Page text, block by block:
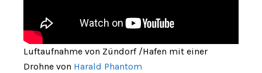
Luftaufnahme von Zündorf /Hafen mit einer
Drohne von Harald Phantom